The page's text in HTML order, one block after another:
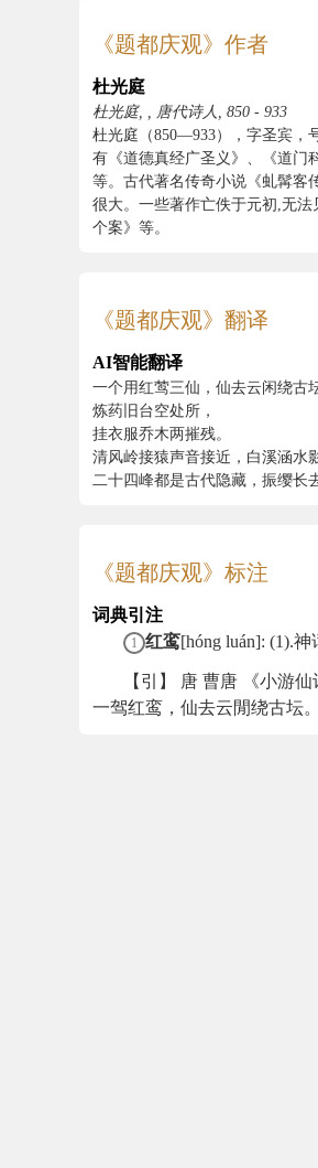
《题都庆观》作者
杜光庭
杜光庭, , 唐代诗人, 850 - 933
杜光庭（850—933），字圣宾，
有《道德真经广圣义》、《道门
等。古代著名传奇小说《虬髯客
很大。一些著作亡佚于元初,无
个案》等。
《题都庆观》翻译
AI智能翻译
一个用红莺三仙，仙去云闲绕古
炼药旧台空处所，
挂衣服乔木两摧残。
清风岭接猿声音接近，白溪涵水
二十四峰都是古代隐藏，振缨长
《题都庆观》标注
词典引注
1 红鸾[hóng luán]: (1).
【引】 唐 曹唐 《小游
一驾红鸾，仙去云閒绕古坛